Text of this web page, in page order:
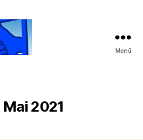
Media
GmbH
Menü
Mai 2021